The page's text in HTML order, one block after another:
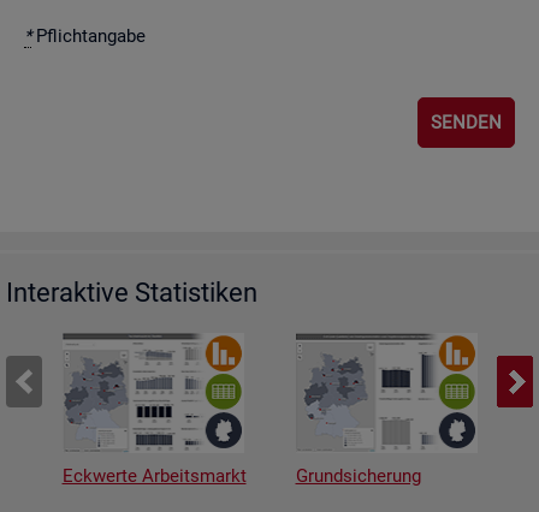
*Pflicht­an­ga­be
Interaktive Statistiken
Eckwerte Arbeitsmarkt Grundsicherung